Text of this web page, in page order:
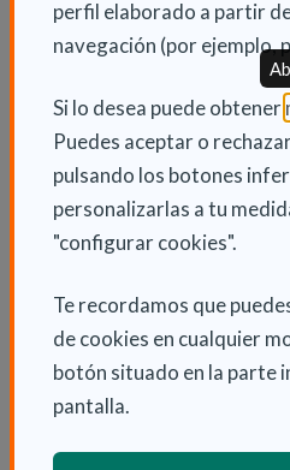
perfil elaborado a partir
navegación (por ejemplo,
Si lo desea puede obtener
Puedes aceptar o
pulsando los botones
personalizarlas a tu
"configurar cookies".
Te recordamos que
de cookies en cualquier
botón situado en la parte
pantalla.
habitantes, tal y como
La Orden Foral 476/2018,
las condiciones y precisa los
condicionada la ayuda,
beneficiaria como de la
cuantías máximas y mínimas
incrementaron entonces